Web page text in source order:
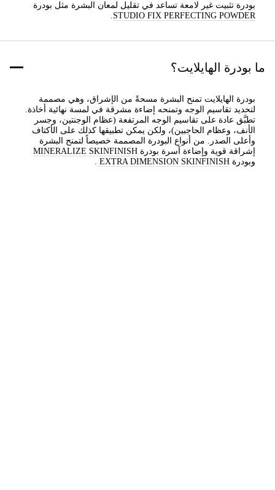
بودرة تثبيت غير لامعة تساعد في تقليل لمعان البشرة مثل بودرة
STUDIO FIX PERFECTING POWDER
.
ما بودرة الهايلايت؟
بودرة الهايلايت تمنح البشرة مسحةً من الإشراق، وهي مصممة
لتحديد تقاسيم الوجه وتمنحه إضاءة مشرقة في لمسة نهائية أخاذة.
تطبَّق عادة على تقاسيم الوجه المرتفعة (عظام الوجنتين، وجسر
الأنف، وعظام الحاجبين)، ولكن يمكن تطبيقها كذلك على الأكتاف
وأعلى الصدر. من أنواع البودرة المصممة خصيصاً لتمنح البشرة
إشراقة قوية وإضاءة آسرة بودرةMINERALIZE SKINFINISH
وبودرةEXTRA DIMENSION SKINFINISH
.